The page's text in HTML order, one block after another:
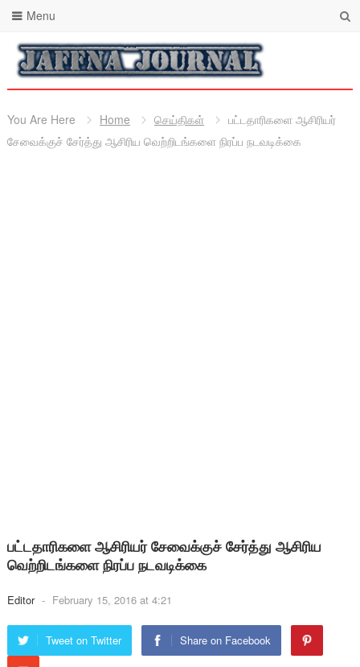
Menu
You Are Here Home செய்திகள்
பட்டதாரிகளை ஆசிரியர்
சேவைக்குச் சேர்த்து ஆசிரிய வெற்றிடங்களை நிரப்ப நடவடிக்கை
பட்டதாரிகளை ஆசிரியர் சேவைக்குச் சேர்த்து ஆசிரிய
வெற்றிடங்களை நிரப்ப நடவடிக்கை
Editor - February 15, 2016 at 4:21
Tweet on Twitter Share on Facebook